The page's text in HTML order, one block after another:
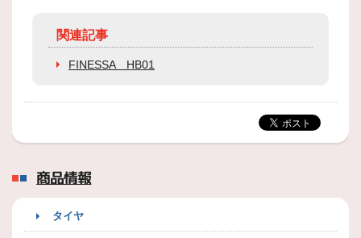
関連記事
FINESSA HB01
商品情報
タイヤ